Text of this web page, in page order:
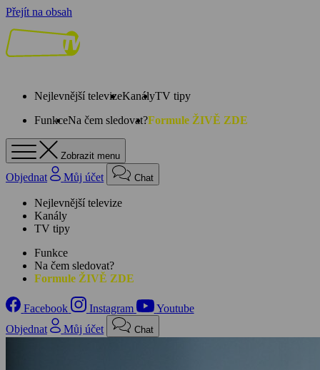
Přejít na obsah
Nejlevnější televizeKanályTV tipy
FunkceNa čem sledovat?Formule ŽIVĚ ZDE
Zobrazit menu
Objednat Můj účet Chat
Nejlevnější televize
Kanály
TV tipy
Funkce
Na čem sledovat?
Formule ŽIVĚ ZDE
Facebook Instagram
Youtube
Objednat
Můj účet Chat